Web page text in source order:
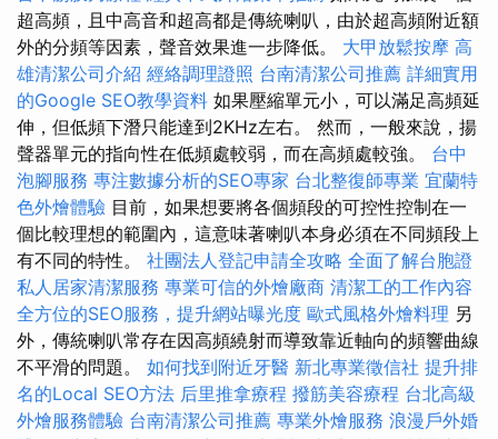
超高頻，且中高音和超高都是傳統喇叭，由於超高頻附近額
外的分頻等因素，聲音效果進一步降低。 大甲放鬆按摩 高
雄清潔公司介紹 經絡調理證照 台南清潔公司推薦 詳細實用
的Google SEO教學資料 如果壓縮單元小，可以滿足高頻延
伸，但低頻下潛只能達到2KHz左右。 然而，一般來說，揚
聲器單元的指向性在低頻處較弱，而在高頻處較強。 台中
泡腳服務 專注數據分析的SEO專家 台北整復師專業 宜蘭特
色外燴體驗 目前，如果想要將各個頻段的可控性控制在一
個比較理想的範圍內，這意味著喇叭本身必須在不同頻段上
有不同的特性。 社團法人登記申請全攻略 全面了解台胞證
私人居家清潔服務 專業可信的外燴廠商 清潔工的工作內容
全方位的SEO服務，提升網站曝光度 歐式風格外燴料理 另
外，傳統喇叭常存在因高頻繞射而導致靠近軸向的頻響曲線
不平滑的問題。 如何找到附近牙醫 新北專業徵信社 提升排
名的Local SEO方法 后里推拿療程 撥筋美容療程 台北高級
外燴服務體驗 台南清潔公司推薦 專業外燴服務 浪漫戶外婚